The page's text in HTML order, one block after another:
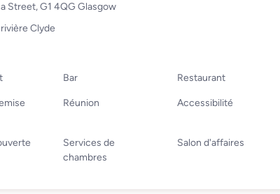
Street, G1 4QG Glasgow
Clyde
Bar Restaurant
Réunion Accessibilité
Services de
chambres
Salon d'affaires